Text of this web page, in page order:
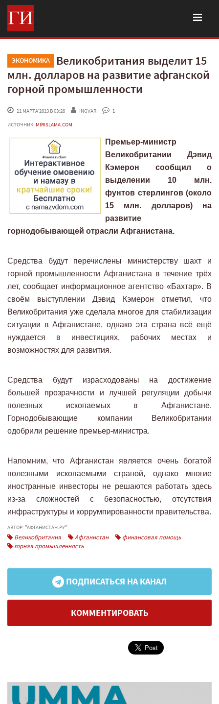
ЭКОНОМИКА
Великобритания выделит 15
млн. долларов на развитие афганской
горной промышленности
11 МАРТА'2013 В 03:28 INGVAR
1
ИСТОЧНИК: MIRISLAMA.COM
Премьер-министр
Великобритании Дэвид
Кэмерон сообщил о
выделении 10 млн.
фунтов стерлингов (около
15 млн. долларов) на
развитие
горнодобывающей отрасли Афганистана.
Средства будут перечислены министерству шахт и
горной промышленности Афганистана в течение трёх
лет, сообщает информационное агентство «Бахтар». В
своём выступлении Дэвид Кэмерон отметил, что
Великобритания уже сделала многое для стабилизации
ситуации в Афганистане, однако эта страна всё ещё
нуждается в инвестициях, рабочих местах и
возможностях для развития.
Средства будут израсходованы на достижение
большей прозрачности и лучшей регуляции добычи
полезных ископаемых в Афганистане.
Горнодобывающие компании Великобритании
одобрили решение премьер-министра.
Напомним, что Афганистан является очень богатой
полезными ископаемыми страной, однако многие
иностранные инвесторы не решаются работать здесь
из-за сложностей с безопасностью, отсутствия
инфраструктуры и коррумпированности правительства.
АВТОР: "АФГАНИСТАН.РУ"
Великобритания Афганистан
финансовая помощь
горная промышленность
ПОДПИСАТЬСЯ НА КАНАЛ
КОММЕНТИРОВАТЬ